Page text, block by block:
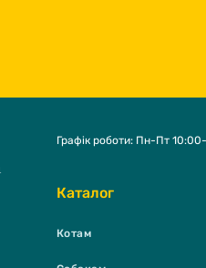
Каталог
Котам
Графік роботи: Пн-Пт